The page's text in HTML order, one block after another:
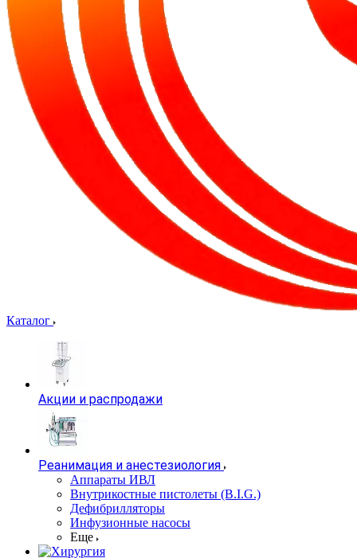
Каталог
Акции и распродажи
Реанимация и анестезиология
Аппараты ИВЛ
Внутрикостные пистолеты (B.I.G.)
Дефибрилляторы
Инфузионные насосы
Еще